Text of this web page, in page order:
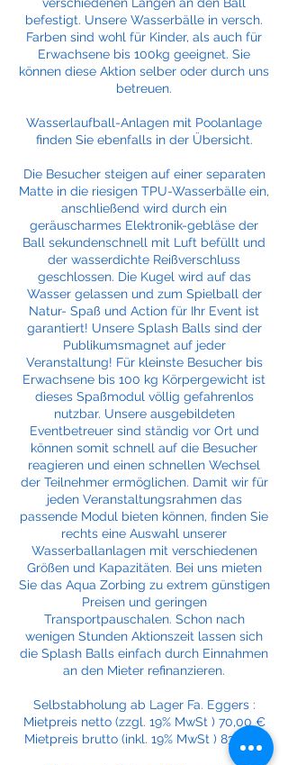
befestigt. Unsere Wasserbälle in versch.
Farben sind wohl für Kinder, als auch für
Erwachsene bis 100kg geeignet. Sie
können diese Aktion selber oder durch uns
betreuen.
Wasserlaufball-Anlagen mit Poolanlage
finden Sie ebenfalls in der Übersicht.
Die Besucher steigen auf einer separaten
Matte in die riesigen TPU-Wasserbälle ein,
anschließend wird durch ein
geräuscharmes Elektronik-gebläse der
Ball sekundenschnell mit Luft befüllt und
der wasserdichte Reißverschluss
geschlossen. Die Kugel wird auf das
Wasser gelassen und zum Spielball der
Natur- Spaß und Action für Ihr Event ist
garantiert! Unsere Splash Balls sind der
Publikumsmagnet auf jeder
Veranstaltung! Für kleinste Besucher bis
Erwachsene bis 100 kg Körpergewicht ist
dieses Spaßmodul völlig gefahrenlos
nutzbar. Unsere ausgebildeten
Eventbetreuer sind ständig vor Ort und
können somit schnell auf die Besucher
reagieren und einen schnellen Wechsel
der Teilnehmer ermöglichen. Damit wir für
jeden Veranstaltungsrahmen das
passende Modul bieten können, finden Sie
rechts eine Auswahl unserer
Wasserballanlagen mit verschiedenen
Größen und Kapazitäten. Bei uns mieten
Sie das Aqua Zorbing zu extrem günstigen
Preisen und geringen
Transportpauschalen. Schon nach
wenigen Stunden Aktionszeit lassen sich
die Splash Balls einfach durch Einnahmen
an den Mieter refinanzieren.
Selbstabholung ab Lager Fa. Eggers :
Mietpreis netto (zzgl. 19% MwSt ) 70,00 €
Mietpreis brutto (inkl. 19% MwSt ) 83,30 €